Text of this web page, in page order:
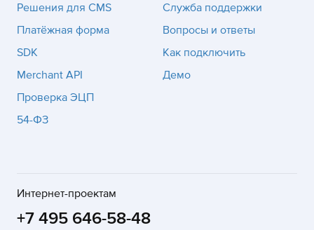
Решения для CMS
Платёжная форма
SDK
Merchant API
Проверка ЭЦП
54-ФЗ
Служба поддержки
Вопросы и ответы
Как подключить
Демо
Интернет-проектам
+7 495 646-58-48